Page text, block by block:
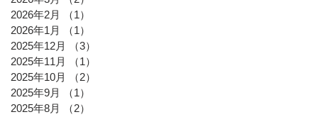
2026年2月
（1）
2026年1月
（1）
2025年12月
（3）
2025年11月
（1）
2025年10月
（2）
2025年9月
（1）
2025年8月
（2）